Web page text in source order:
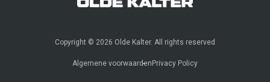
Contact Webshop
Copyright © 2026 Olde Kalter. All rights reserved
Algemene voorwaarden Privacy Policy